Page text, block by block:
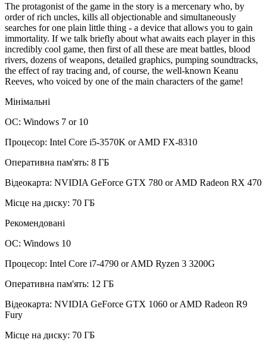
The protagonist of the game in the story is a mercenary who, by
order of rich uncles, kills all objectionable and simultaneously
searches for one plain little thing - a device that allows you to gain
immortality. If we talk briefly about what awaits each player in this
incredibly cool game, then first of all these are meat battles, blood
rivers, dozens of weapons, detailed graphics, pumping soundtracks,
the effect of ray tracing and, of course, the well-known Keanu
Reeves, who voiced by one of the main characters of the game!
Мінімальні
ОС: Windows 7 or 10
Процесор: Intel Core i5-3570K or AMD FX-8310
Оперативна пам'ять: 8 ГБ
Відеокарта: NVIDIA GeForce GTX 780 or AMD Radeon RX 470
Місце на диску: 70 ГБ
Рекомендовані
ОС: Windows 10
Процесор: Intel Core i7-4790 or AMD Ryzen 3 3200G
Оперативна пам'ять: 12 ГБ
Відеокарта: NVIDIA GeForce GTX 1060 or AMD Radeon R9
Fury
Місце на диску: 70 ГБ